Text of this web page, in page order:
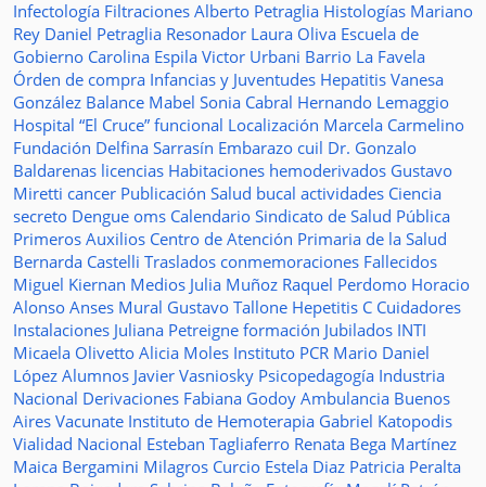
Infectología Filtraciones Alberto Petraglia Histologías Mariano
Rey Daniel Petraglia Resonador Laura Oliva Escuela de
Gobierno Carolina Espila Victor Urbani Barrio La Favela
Órden de compra Infancias y Juventudes Hepatitis Vanesa
González Balance Mabel Sonia Cabral Hernando Lemaggio
Hospital “El Cruce” funcional Localización Marcela Carmelino
Fundación Delfina Sarrasín Embarazo cuil Dr. Gonzalo
Baldarenas licencias Habitaciones hemoderivados Gustavo
Miretti cancer Publicación Salud bucal actividades Ciencia
secreto Dengue oms Calendario Sindicato de Salud Pública
Primeros Auxilios Centro de Atención Primaria de la Salud
Bernarda Castelli Traslados conmemoraciones Fallecidos
Miguel Kiernan Medios Julia Muñoz Raquel Perdomo Horacio
Alonso Anses Mural Gustavo Tallone Hepetitis C Cuidadores
Instalaciones Juliana Petreigne formación Jubilados INTI
Micaela Olivetto Alicia Moles Instituto PCR Mario Daniel
López Alumnos Javier Vasniosky Psicopedagogía Industria
Nacional Derivaciones Fabiana Godoy Ambulancia Buenos
Aires Vacunate Instituto de Hemoterapia Gabriel Katopodis
Vialidad Nacional Esteban Tagliaferro Renata Bega Martínez
Maica Bergamini Milagros Curcio Estela Diaz Patricia Peralta